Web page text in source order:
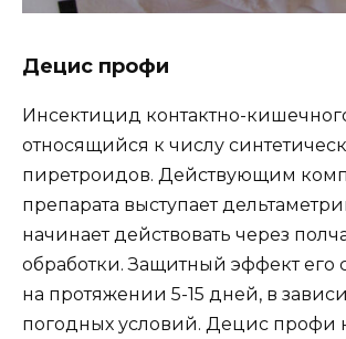
Децис профи
Инсектицид контактно-
относящийся к числу
пиретроидов. Действующим
препарата выступает
начинает действовать через
обработки. Защитный эффект его
на протяжении 5-15 дней, в
погодных условий. Децис профи